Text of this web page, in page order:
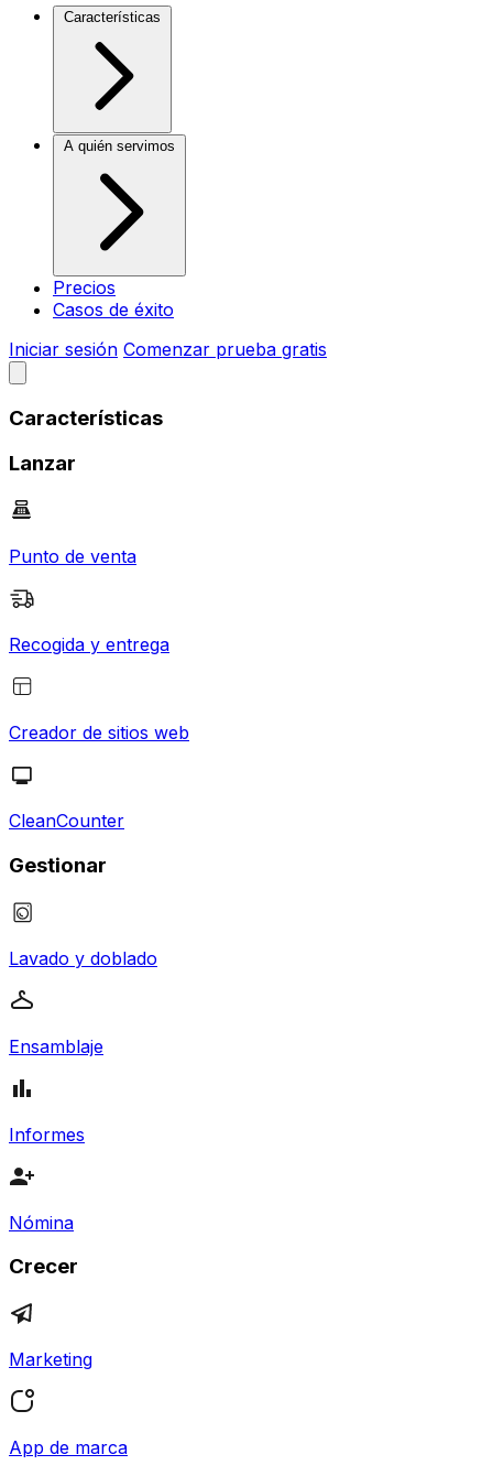
Características
A quién servimos
Precios
Casos de éxito
Iniciar sesión Comenzar prueba gratis
Características
Lanzar
Punto de venta
Recogida y entrega
Creador de sitios web
CleanCounter
Gestionar
Lavado y doblado
Ensamblaje
Informes
Nómina
Crecer
Marketing
App de marca